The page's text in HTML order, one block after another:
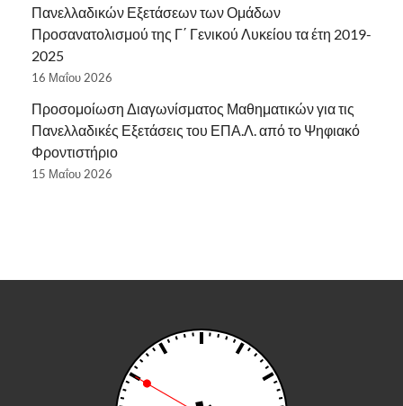
Πανελλαδικών Εξετάσεων των Ομάδων
Προσανατολισμού της Γ΄ Γενικού Λυκείου τα έτη 2019-
2025
16 Μαΐου 2026
Προσομοίωση Διαγωνίσματος Μαθηματικών για τις
Πανελλαδικές Εξετάσεις του ΕΠΑ.Λ. από το Ψηφιακό
Φροντιστήριο
15 Μαΐου 2026